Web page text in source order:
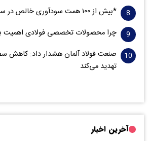
*بیش از ۱۰۰ همت سودآوری خالص در سال سخت ۱۴۰۴*
چرا محصولات تخصصی فولادی اهمیت
صنعت فولاد آلمان هشدار داد: کاهش
تهدید می‌کند
آخرین اخبار